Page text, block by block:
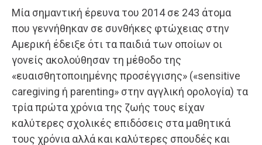
Μία σημαντική έρευνα του 2014 σε 243 άτομα
που γεννήθηκαν σε συνθήκες φτώχειας στην
Αμερική έδειξε ότι τα παιδιά των οποίων οι
γονείς ακολούθησαν τη μέθοδο της
«ευαισθητοποιημένης προσέγγισης» («sensitive
caregiving ή parenting» στην αγγλική ορολογία) τα
τρία πρώτα χρόνια της ζωής τους είχαν
καλύτερες σχολικές επιδόσεις στα μαθητικά
τους χρόνια αλλά και καλύτερες σπουδές και